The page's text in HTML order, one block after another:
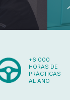
+6.000
HORAS DE
PRÁCTICAS
AL AÑO